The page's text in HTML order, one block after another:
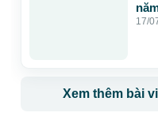
17/
Xem thêm bài